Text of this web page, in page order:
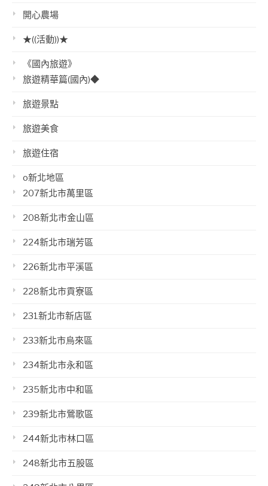
開心農場
★((活動))★
《國內旅遊》
旅遊精華篇(國內)◆
旅遊景點
旅遊美食
旅遊住宿
o新北地區
207新北市萬里區
208新北市金山區
224新北市瑞芳區
226新北市平溪區
228新北市貢寮區
231新北市新店區
233新北市烏來區
234新北市永和區
235新北市中和區
239新北市鶯歌區
244新北市林口區
248新北市五股區